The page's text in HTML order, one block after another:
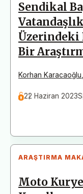
Sendikal
Üzerindeki
Bir
Korhan Karacaoğlu
22 Haziran 2023
ARAŞTIRMA
Moto